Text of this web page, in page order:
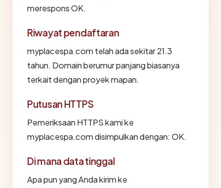
merespons OK.
Riwayat pendaftaran
myplacespa.com telah ada sekitar 21.3
tahun. Domain berumur panjang biasanya
terkait dengan proyek mapan.
Putusan HTTPS
Pemeriksaan HTTPS kami ke
myplacespa.com disimpulkan dengan: OK.
Di mana data tinggal
Apa pun yang Anda kirim ke